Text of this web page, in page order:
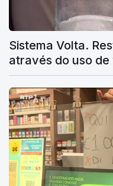
Sistema Volta.
através do uso de